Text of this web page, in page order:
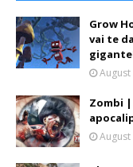
Grow
vai te
August
Zombi
August